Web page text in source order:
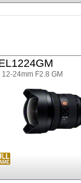
12-24mm F2.8 GM